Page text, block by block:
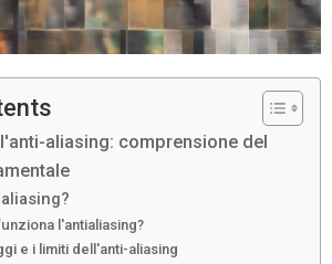
aliasing: comprensione del
l'antialiasing?
e i limiti dell'anti-aliasing